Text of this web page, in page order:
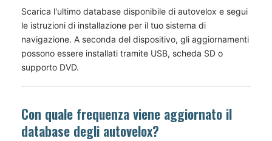
Scarica l'ultimo database disponibile di autovelox e segui
le istruzioni di installazione per il tuo sistema di
navigazione. A seconda del dispositivo, gli aggiornamenti
possono essere installati tramite USB, scheda SD o
supporto DVD.
Con quale frequenza viene aggiornato il
database degli autovelox?